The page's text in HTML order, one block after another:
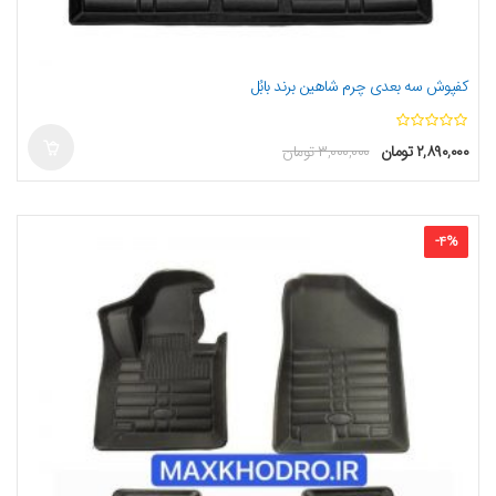
کفپوش سه بعدی چرم شاهین برند بابُل
۳,۰۰۰,۰۰۰تومان ۲,۸۹۰,۰۰۰تومان
-4%